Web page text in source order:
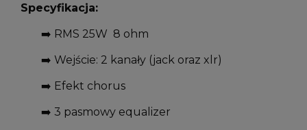
Specyfikacja:
➡️ RMS 25W 8 ohm
➡️ Wejście: 2 kanały (jack oraz xlr)
➡️ Efekt chorus
➡️ 3 pasmowy equalizer